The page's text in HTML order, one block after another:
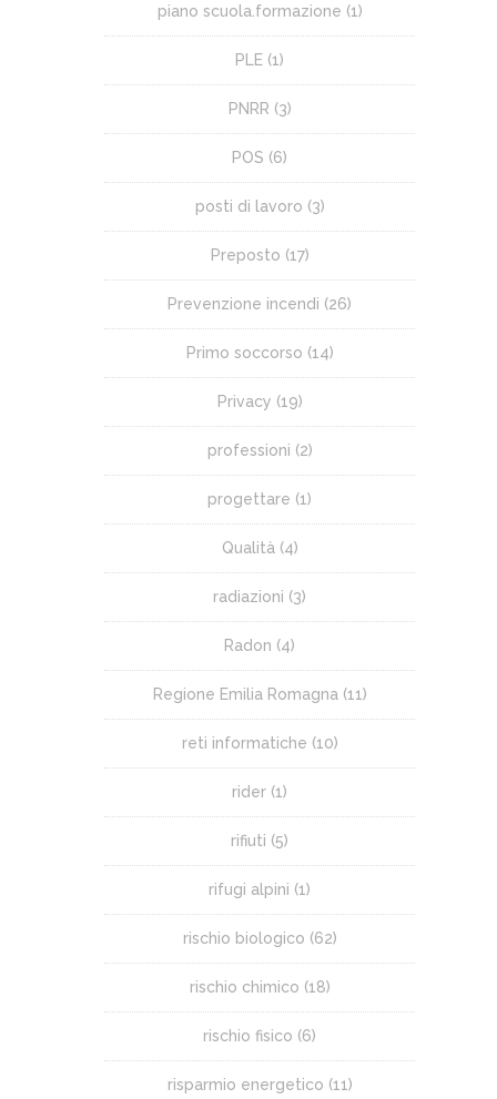
piano scuola.formazione (1)
PLE (1)
PNRR (3)
POS (6)
posti di lavoro (3)
Preposto (17)
Prevenzione incendi (26)
Primo soccorso (14)
Privacy (19)
professioni (2)
progettare (1)
Qualità (4)
radiazioni (3)
Radon (4)
Regione Emilia Romagna (11)
reti informatiche (10)
rider (1)
rifiuti (5)
rifugi alpini (1)
rischio biologico (62)
rischio chimico (18)
rischio fisico (6)
risparmio energetico (11)